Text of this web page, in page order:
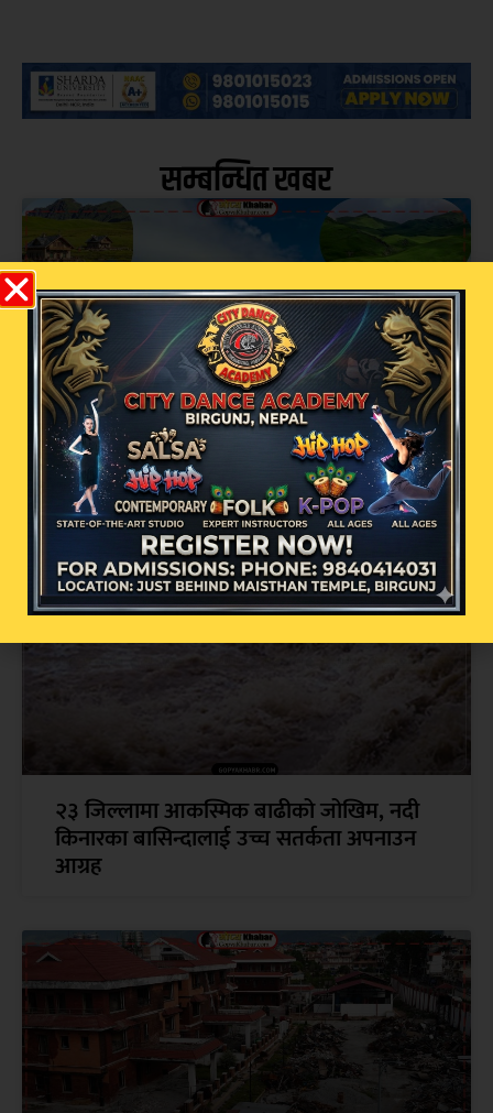
सम्बन्धित खबर
धर्तीको भू-स्वर्ग बाजुराको बडी मालिकामा भदौ १
गतेबाट पूजा आरम्भ हुने
२३ जिल्लामा आकस्मिक बाढीको जोखिम, नदी
किनारका बासिन्दालाई उच्च सतर्कता अपनाउन
आग्रह